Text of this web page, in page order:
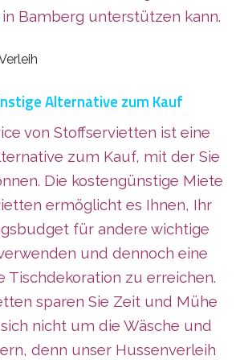
Bamberg unterstützen kann.
Alternative zum Kauf
von Stoffservietten ist eine
zum Kauf, mit der Sie
Die kostengünstige Miete
ermöglicht es Ihnen, Ihr
für andere wichtige
und dennoch eine
Tischdekoration zu erreichen.
sparen Sie Zeit und Mühe
nicht um die Wäsche und
denn unser Hussenverleih